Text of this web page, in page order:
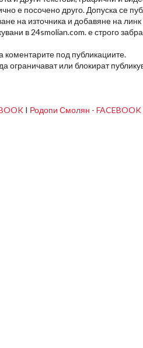
е посочено друго. Допуска се
на източника и добавяне на
в 24smolian.com. е строго
коментарите под публикациите.
ограничават или блокират
I Родопи Смолян - FACEBOOK